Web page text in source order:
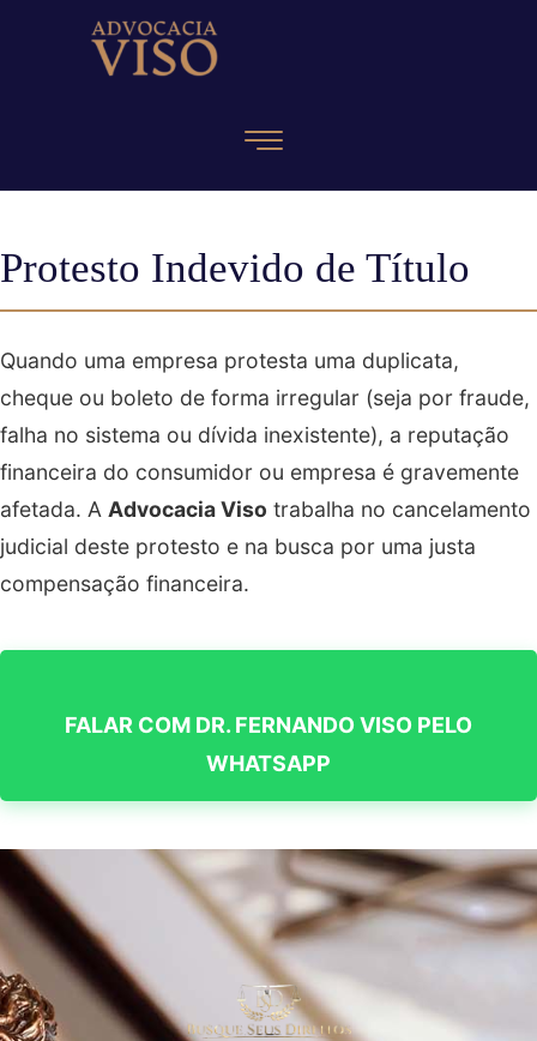
Protesto Indevido de Título
Quando uma empresa protesta uma duplicata,
cheque ou boleto de forma irregular (seja por fraude,
falha no sistema ou dívida inexistente), a reputação
financeira do consumidor ou empresa é gravemente
afetada. A Advocacia Viso trabalha no cancelamento
judicial deste protesto e na busca por uma justa
compensação financeira.
FALAR COM DR. FERNANDO VISO PELO
WHATSAPP